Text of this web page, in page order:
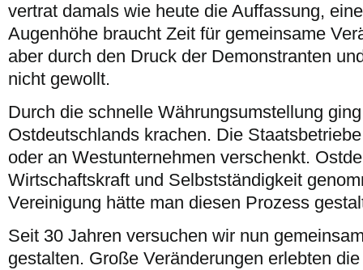
vertrat damals wie heute die Auffassung,
Augenhöhe braucht Zeit für gemeinsame
aber durch den Druck der Demonstranten
nicht gewollt.
Durch die schnelle Währungsumstellung
Ostdeutschlands krachen. Die
oder an Westunternehmen verschenkt.
Wirtschaftskraft und Selbstständigkeit
Vereinigung hätte man diesen Prozess
Seit 30 Jahren versuchen wir nun
gestalten. Große Veränderungen erlebten